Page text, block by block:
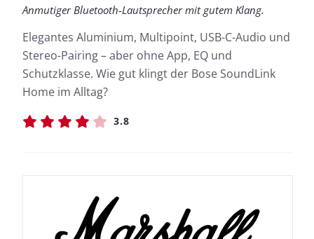
Anmutiger Bluetooth-Lautsprecher mit gutem Klang.
Elegantes Aluminium, Multipoint, USB-C-Audio und
Stereo-Pairing – aber ohne App, EQ und
Schutzklasse. Wie gut klingt der Bose SoundLink
Home im Alltag?
3.8